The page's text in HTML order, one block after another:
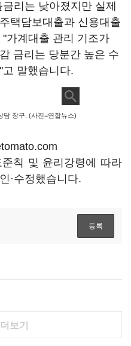
리는 낮아졌지만 실제
택담보대출과 신용대출
가계대출 관리 기조가
금리는 당분간 높은 수
말했습니다.
담 창구. (사진=연합뉴스)
칙 및 윤리강령에 따라
·수정했습니다.
보기